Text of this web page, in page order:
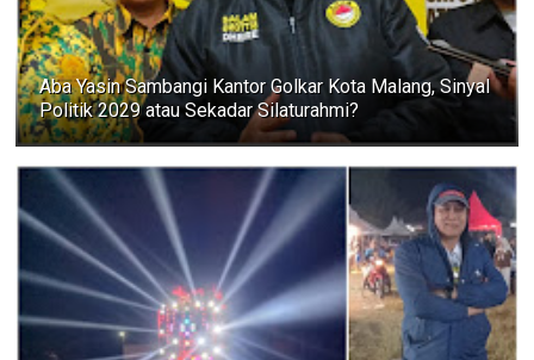
Aba Yasin Sambangi Kantor Golkar Kota Malang, Sinyal
Politik 2029 atau Sekadar Silaturahmi?